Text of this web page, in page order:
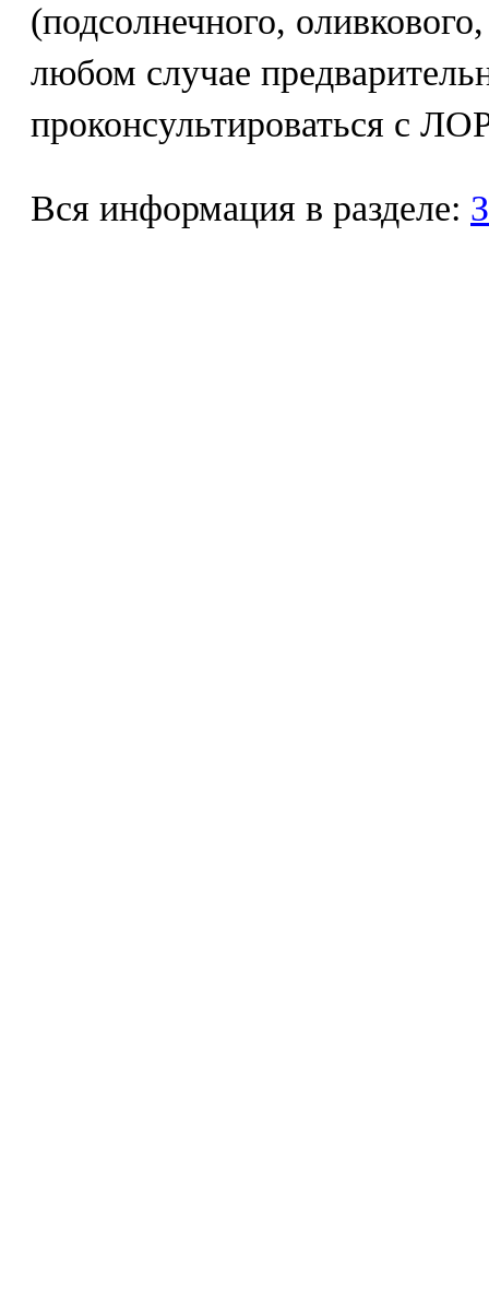
(подсолнечного,
любом случае
проконсультироваться с
Вся информация в разделе: